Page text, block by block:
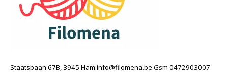
Staatsbaan 67B, 3945 Ham info@filomena.be Gsm 0472903007